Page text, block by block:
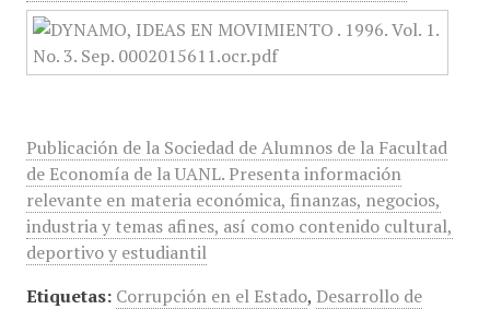
Publicación de la Sociedad de Alumnos de la Facultad
de Economía de la UANL. Presenta información
relevante en materia económica, finanzas, negocios,
industria y temas afines, así como contenido cultural,
deportivo y estudiantil
Etiquetas: Corrupción en el Estado, Desarrollo de